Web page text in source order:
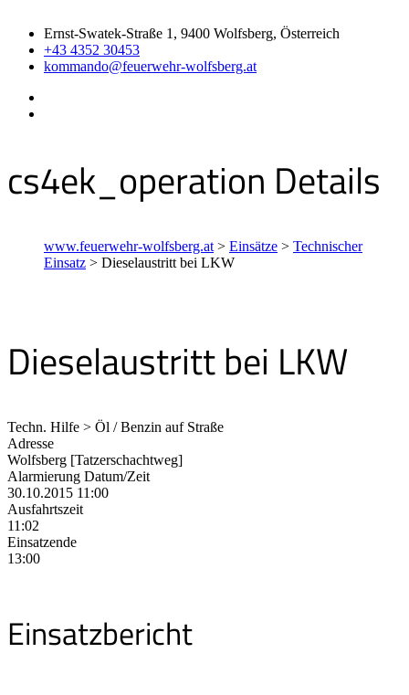
Ernst-Swatek-Straße 1, 9400 Wolfsberg, Österreich
+43 4352 30453
kommando@feuerwehr-wolfsberg.at
cs4ek_operation Details
www.feuerwehr-wolfsberg.at > Einsätze > Technischer
Einsatz > Dieselaustritt bei LKW
Dieselaustritt bei LKW
Techn. Hilfe > Öl / Benzin auf Straße
Adresse
Wolfsberg [Tatzerschachtweg]
Alarmierung Datum/Zeit
30.10.2015 11:00
Ausfahrtszeit
11:02
Einsatzende
13:00
Einsatzbericht